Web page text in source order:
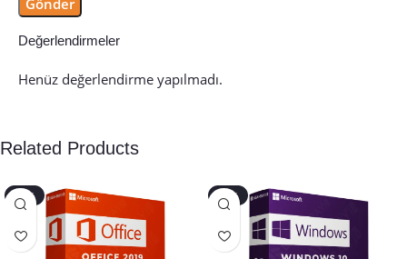
Değerlendirmeler
Henüz değerlendirme yapılmadı.
Related Products
-40% -45%